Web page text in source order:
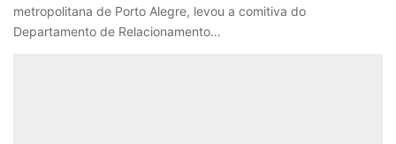
metropolitana de Porto Alegre, levou a comitiva do
Departamento de Relacionamento…